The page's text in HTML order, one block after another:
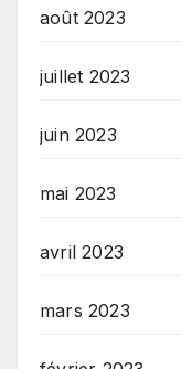
août 2023
juillet 2023
juin 2023
mai 2023
avril 2023
mars 2023